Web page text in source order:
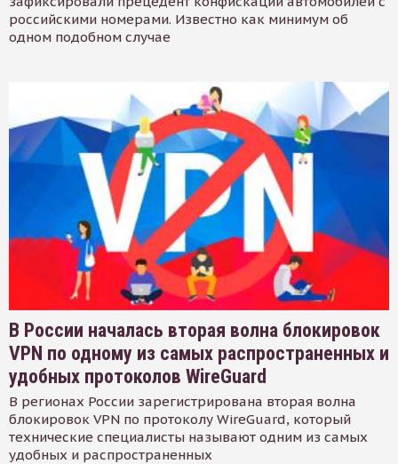
российскими номерами. Известно как минимум об
одном подобном случае
В России началась вторая волна блокировок
VPN по одному из самых распространенных и
удобных протоколов WireGuard
В регионах России зарегистрирована вторая волна
блокировок VPN по протоколу WireGuard, который
технические специалисты называют одним из самых
удобных и распространенных